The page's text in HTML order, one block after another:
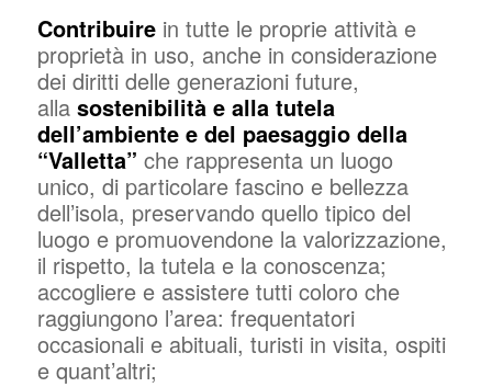
Contribuirein tutte le proprie attività e
proprietà in uso, anche in considerazione
dei diritti delle generazioni future,
alla sostenibilità e alla tutela
dell’ambiente e del paesaggio della
“Valletta” che rappresenta un luogo
unico, di particolare fascino e bellezza
dell’isola, preservando quello tipico del
luogo e promuovendone la valorizzazione,
il rispetto, la tutela e la conoscenza;
accogliere e assistere tutti coloro che
raggiungono l’area: frequentatori
occasionali e abituali, turisti in visita, ospiti
e quant’altri;